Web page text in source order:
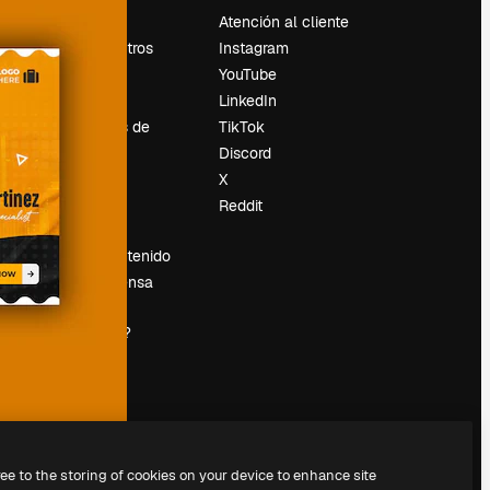
Sobre nosotros
Tendencias de
Eventos
Slidesgo
Vender contenido
Sala de prensa
¿Buscas
magnific.ai?
Atención al cliente
Instagram
YouTube
LinkedIn
TikTok
Discord
X
Reddit
to the storing of cookies on your device to enhance site